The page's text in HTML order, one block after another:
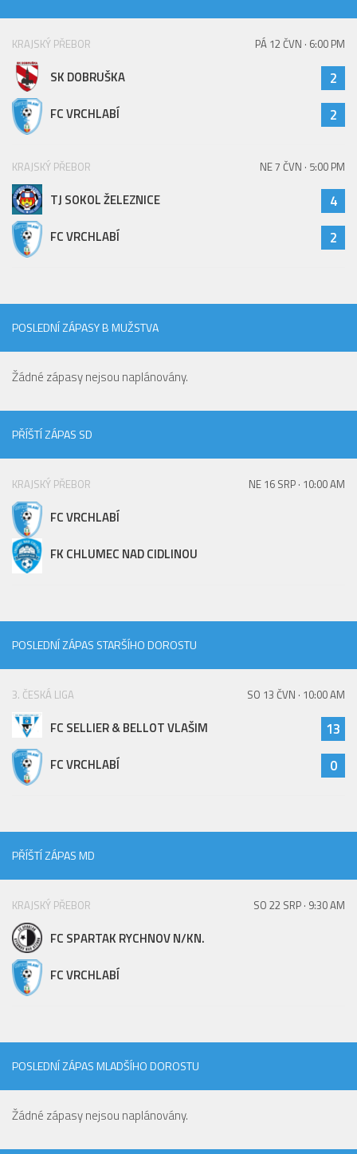
Hráči
Realizační tým
St. žáci
Zápasy
Ml. žáci
St. přípravka
Mladší přípravka
Fotbalová školka
Bazárek
KRAJSKÝ PŘEBOR PÁ 12 ČVN · 6:00 PM
SK DOBRUŠKA 2
FC VRCHLABÍ 2
KRAJSKÝ PŘEBOR NE 7 ČVN · 5:00 PM
TJ SOKOL ŽELEZNICE 4
FC VRCHLABÍ 2
POSLEDNÍ ZÁPASY B MUŽSTVA
Žádné zápasy nejsou naplánovány.
PŘÍŠTÍ ZÁPAS SD
KRAJSKÝ PŘEBOR NE 16 SRP · 10:00 AM
FC VRCHLABÍ
FK CHLUMEC NAD CIDLINOU
POSLEDNÍ ZÁPAS STARŠÍHO DOROSTU
3. ČESKÁ LIGA SO 13 ČVN · 10:00 AM
FC SELLIER & BELLOT VLAŠIM 13
FC VRCHLABÍ 0
PŘÍŠTÍ ZÁPAS MD
KRAJSKÝ PŘEBOR SO 22 SRP · 9:30 AM
FC SPARTAK RYCHNOV N/KN.
FC VRCHLABÍ
POSLEDNÍ ZÁPAS MLADŠÍHO DOROSTU
Žádné zápasy nejsou naplánovány.